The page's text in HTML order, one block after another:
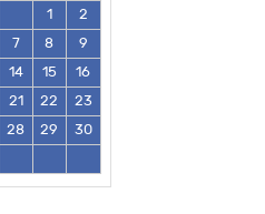
1
2
7 8
9
14 15
16
21 22
23
28 29
30